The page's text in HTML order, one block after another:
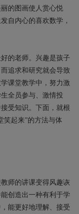
的图画使人赏心悦
自内心的喜欢数学，
的老师。兴趣是孩子
追求和研究就会导致
课堂教学中，努力激
全员参与、激情投
受知识。下面，就根
笑起来”的方法与体
师的讲课变得风趣诙
创造出一种有利于学
能更好地理解、接受